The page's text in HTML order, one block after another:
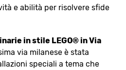
e abilità per risolvere sfide
in stile LEGO® in Via
via milanese è stata
speciali a tema che